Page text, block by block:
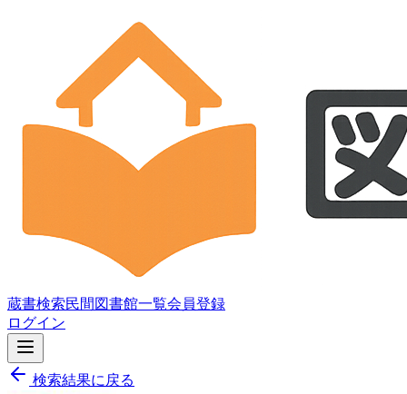
蔵書検索民間図書館一覧会員登録
ログイン
検索結果に戻る